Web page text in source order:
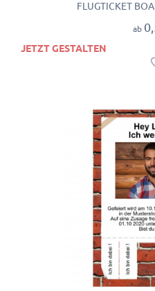
FLUGTICKET
ab
JETZT GESTALTEN